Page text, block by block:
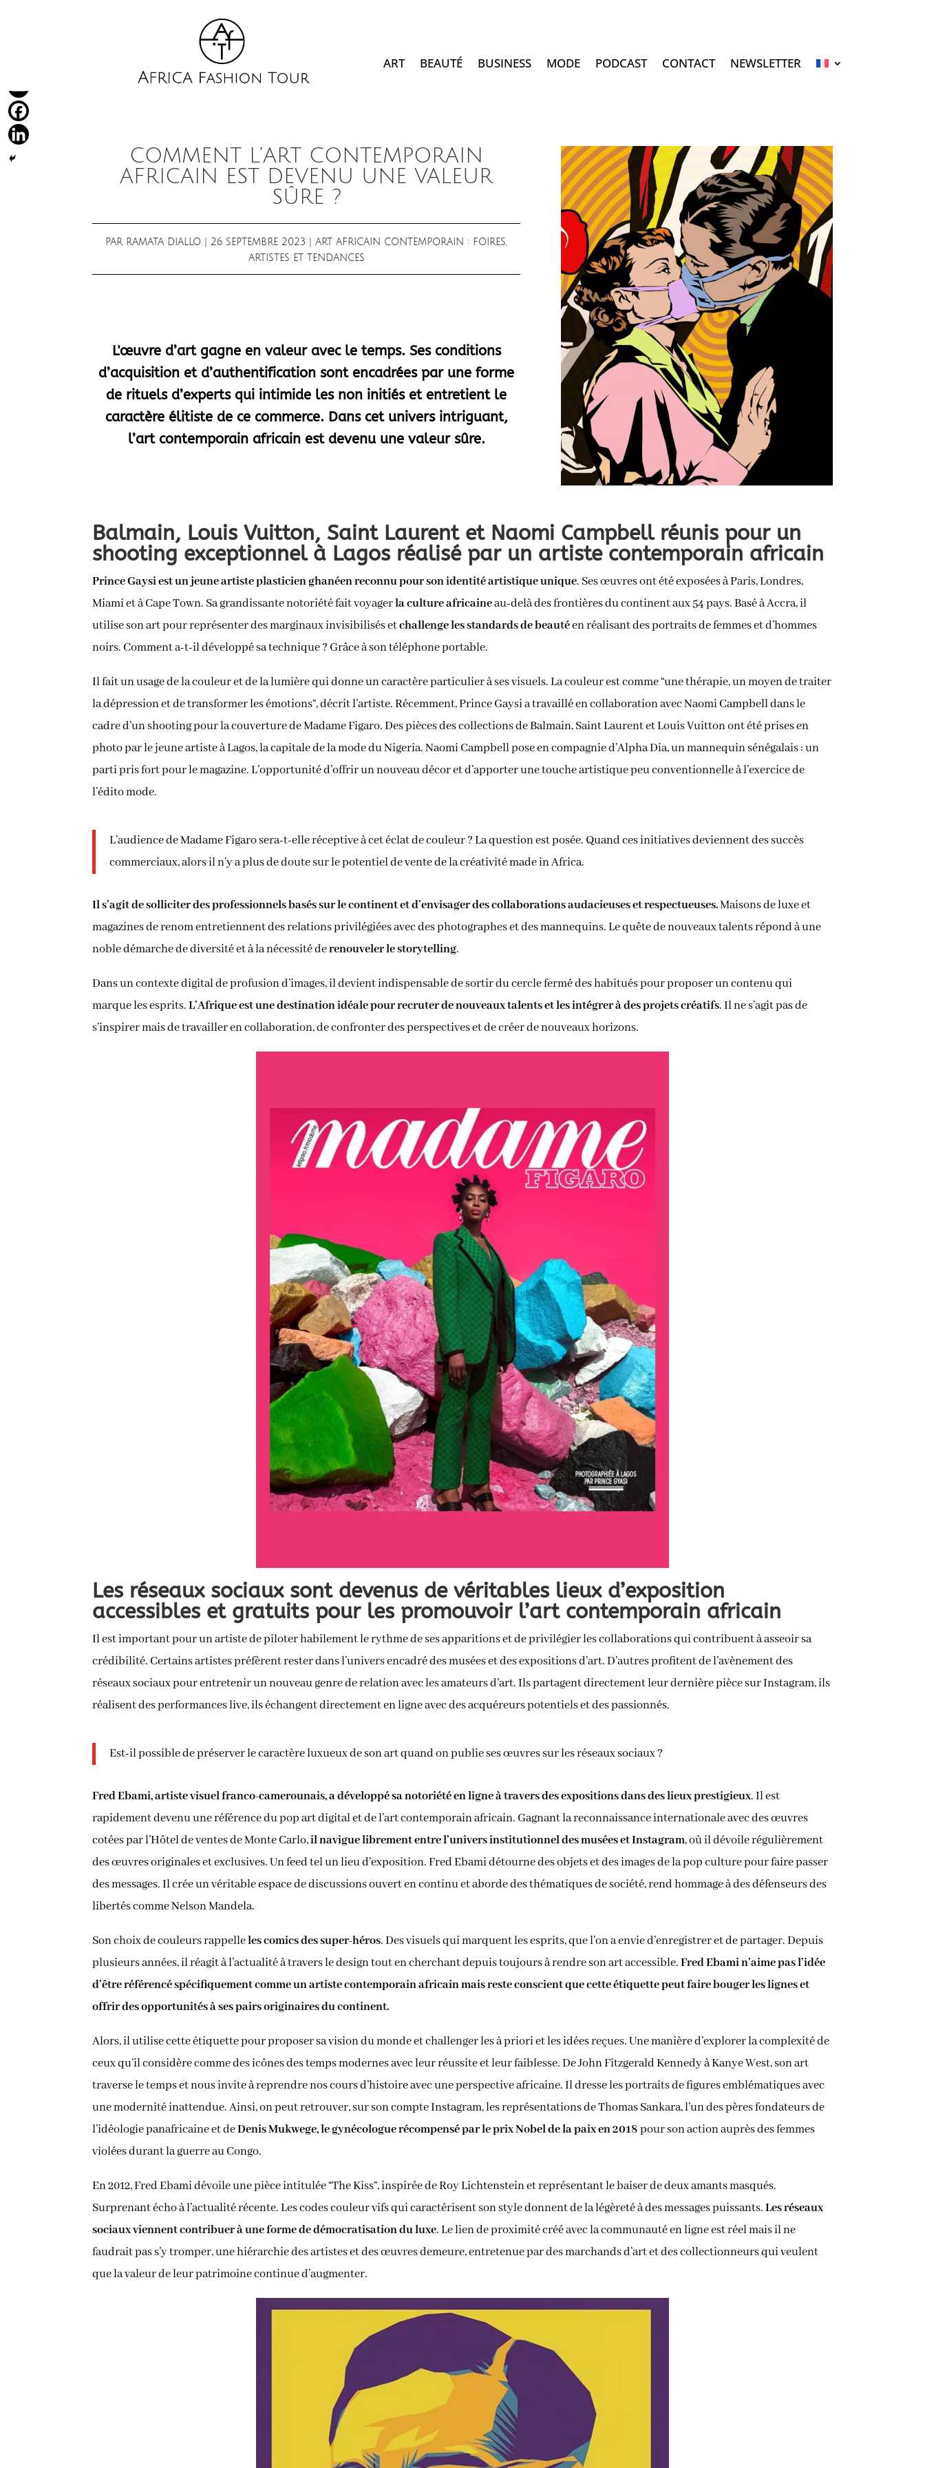
ART BEAUTÉ BUSINESS MODE PODCAST CONTACT NEWSLETTER
COMMENT L’ART CONTEMPORAIN
AFRICAIN EST DEVENU UNE VALEUR
SÛRE ?
PAR RAMATA DIALLO 26 SEPTEMBRE 2023 |ART AFRICAIN CONTEMPORAIN : FOIRES,
ARTISTES ET TENDANCES
L'œuvre d’art gagne en valeur avec le temps. Ses conditions
d’acquisition et d’authentification sont encadrées par une forme
de rituels d’experts qui intimide les non initiés et entretient le
caractère élitiste de ce commerce. Dans cet univers intriguant,
l’art contemporain africain est devenu une valeur sûre.
Balmain, Louis Vuitton, Saint Laurent et Naomi Campbell réunis pour un
shooting exceptionnel à Lagos réalisé par un artiste contemporain africain
Prince Gaysi est un jeune artiste plasticien ghanéen reconnu pour son identité artistique unique. Ses œuvres ont été exposées à Paris, Londres,
Miami et à Cape Town. Sa grandissante notoriété fait voyagerla culture africaineau-delà des frontières du continent aux 54 pays. Basé à Accra, il
utilise son art pour représenter des marginaux invisibilisés etchallenge les standards de beautéen réalisant des portraits de femmes et d’hommes
noirs. Comment a-t-il développé sa technique ? Grâce à son téléphone portable.
Il fait un usage de la couleur et de la lumière qui donne un caractère particulier à ses visuels. La couleur est comme “une thérapie, un moyen de traiter
la dépression et de transformer les émotions”, décrit l’artiste. Récemment, Prince Gaysi a travaillé en collaboration avec Naomi Campbell dans le
cadre d’un shooting pour la couverture de Madame Figaro. Des pièces des collections de Balmain, Saint Laurent et Louis Vuitton ont été prises en
photo par le jeune artiste à Lagos, la capitale de la mode du Nigeria. Naomi Campbell pose en compagnie d’Alpha Dia, un mannequin sénégalais : un
parti pris fort pour le magazine. L’opportunité d’offrir un nouveau décor et d’apporter une touche artistique peu conventionnelle à l’exercice de
l’édito mode.
L’audience de Madame Figaro sera-t-elle réceptive à cet éclat de couleur ? La question est posée. Quand ces initiatives deviennent des succès
commerciaux, alors il n’y a plus de doute sur le potentiel de vente de la créativité made in Africa.
Il s’agit de solliciter des professionnels basés sur le continent et d’envisager des collaborations audacieuses et respectueuses.Maisons de luxe et
magazines de renom entretiennent des relations privilégiées avec des photographes et des mannequins. Le quête de nouveaux talents répond à une
noble démarche de diversité et à la nécessité derenouveler le storytelling.
Dans un contexte digital de profusion d’images, il devient indispensable de sortir du cercle fermé des habitués pour proposer un contenu qui
marque les esprits.L’Afrique est une destination idéale pour recruter de nouveaux talents et les intégrer à des projets créatifs. Il ne s’agit pas de
s’inspirer mais de travailler en collaboration, de confronter des perspectives et de créer de nouveaux horizons.
Les réseaux sociaux sont devenus de véritables lieux d’exposition
accessibles et gratuits pour les promouvoir l’art contemporain africain
Il est important pour un artiste de piloter habilement le rythme de ses apparitions et de privilégier les collaborations qui contribuent à asseoir sa
crédibilité. Certains artistes préfèrent rester dans l’univers encadré des musées et des expositions d’art. D’autres profitent de l’avènement des
réseaux sociaux pour entretenir un nouveau genre de relation avec les amateurs d’art. Ils partagent directement leur dernière pièce sur Instagram, ils
réalisent des performances live, ils échangent directement en ligne avec des acquéreurs potentiels et des passionnés.
Est-il possible de préserver le caractère luxueux de son art quand on publie ses œuvres sur les réseaux sociaux ?
Fred Ebami, artiste visuel franco-camerounais, a développé sa notoriété en ligne à travers des expositions dans des lieux prestigieux. Il est
rapidement devenu une référence du pop art digital et de l’art contemporain africain. Gagnant la reconnaissance internationale avec des œuvres
cotées par l’Hôtel de ventes de Monte Carlo,il navigue librement entre l’univers institutionnel des musées et Instagram, où il dévoile régulièrement
des œuvres originales et exclusives. Un feed tel un lieu d’exposition. Fred Ebami détourne des objets et des images de la pop culture pour faire passer
des messages. Il crée un véritable espace de discussions ouvert en continu et aborde des thématiques de société, rend hommage à des défenseurs des
libertés comme Nelson Mandela.
Son choix de couleurs rappelleles comics des super-héros. Des visuels qui marquent les esprits, que l’on a envie d’enregistrer et de partager. Depuis
plusieurs années, il réagit à l’actualité à travers le design tout en cherchant depuis toujours à rendre son art accessible.Fred Ebami n’aime pas l’idée
d’être référencé spécifiquement comme un artiste contemporain africain mais reste conscient que cette étiquette peut faire bouger les lignes et
offrir des opportunités à ses pairs originaires du continent.
Alors, il utilise cette étiquette pour proposer sa vision du monde et challenger les à priori et les idées reçues. Une manière d’explorer la complexité de
ceux qu’il considère comme des icônes des temps modernes avec leur réussite et leur faiblesse. De John Fitzgerald Kennedy à Kanye West, son art
traverse le temps et nous invite à reprendre nos cours d’histoire avec une perspective africaine. Il dresse les portraits de figures emblématiques avec
une modernité inattendue. Ainsi, on peut retrouver, sur son compte Instagram, les représentations de Thomas Sankara, l’un des pères fondateurs de
l’idéologie panafricaine et deDenis Mukwege, le gynécologue récompensé par le prix Nobel de la paix en 2018pour son action auprès des femmes
violées durant la guerre au Congo.
En 2012, Fred Ebami dévoile une pièce intitulée “The Kiss”, inspirée de Roy Lichtenstein et représentant le baiser de deux amants masqués.
Surprenant écho à l’actualité récente. Les codes couleur vifs qui caractérisent son style donnent de la légèreté à des messages puissants.Les réseaux
sociaux viennent contribuer à une forme de démocratisation du luxe. Le lien de proximité créé avec la communauté en ligne est réel mais il ne
faudrait pas s’y tromper, une hiérarchie des artistes et des œuvres demeure, entretenue par des marchands d’art et des collectionneurs qui veulent
que la valeur de leur patrimoine continue d’augmenter.